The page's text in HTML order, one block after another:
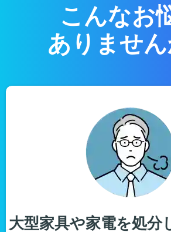
こんなお
ありません
大型家具や家電を処分